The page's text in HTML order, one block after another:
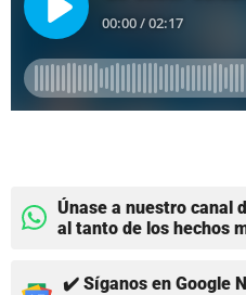
Únase a nuestro canal
al tanto de los hechos
✔️ Síganos en Google